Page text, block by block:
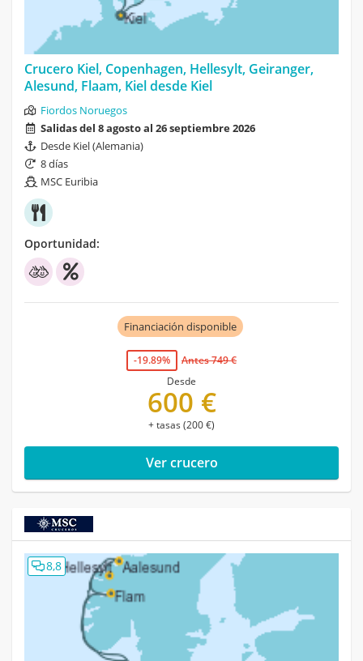
Crucero Kiel, Copenhagen, Hellesylt, Geiranger,
Alesund, Flaam, Kiel desde Kiel
Fiordos Noruegos
Salidas del 8 agosto al 26 septiembre 2026
Desde Kiel (Alemania)
8 días
MSC Euribia
Oportunidad:
Financiación disponible
-19.89%
Antes 749 €
Desde
600 €
+ tasas (200 €)
Ver crucero
8,8